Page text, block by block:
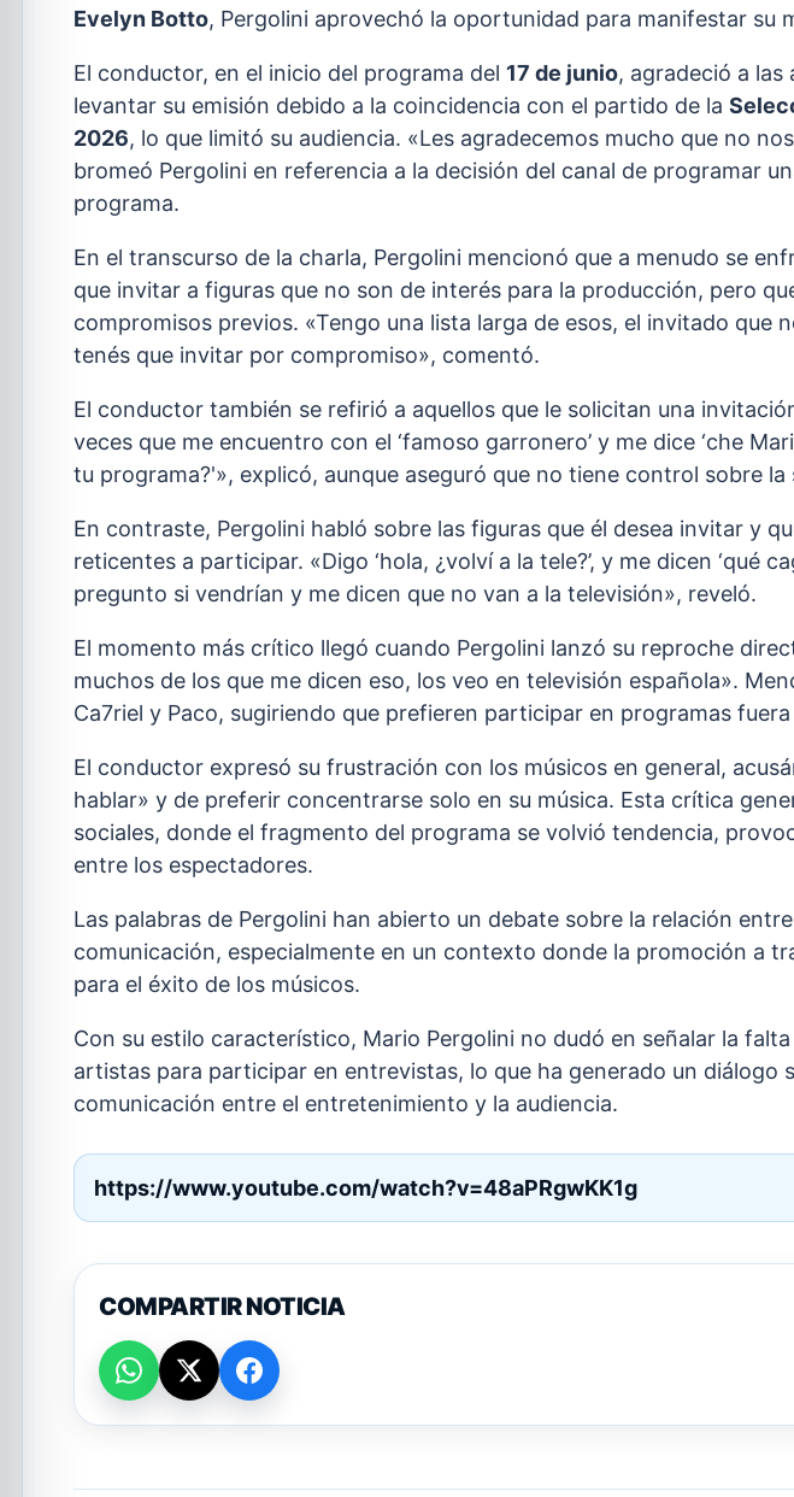
Evelyn Botto, Pergolini aprovechó la oportunidad para manifestar su
El conductor, en el inicio del programa del 17 de junio, agradeció a
levantar su emisión debido a la coincidencia con el partido de la
2026, lo que limitó su audiencia. «Les agradecemos mucho que no
bromeó Pergolini en referencia a la decisión del canal de programar
programa.
En el transcurso de la charla, Pergolini mencionó que a menudo se
que invitar a figuras que no son de interés para la producción, pero
compromisos previos. «Tengo una lista larga de esos, el invitado que
tenés que invitar por compromiso», comentó.
El conductor también se refirió a aquellos que le solicitan una
veces que me encuentro con el ‘famoso garronero’ y me dice ‘che
tu programa?'», explicó, aunque aseguró que no tiene control sobre
En contraste, Pergolini habló sobre las figuras que él desea invitar y
reticentes a participar. «Digo ‘hola, ¿volví a la tele?’, y me dicen ‘qué
pregunto si vendrían y me dicen que no van a la televisión», reveló.
El momento más crítico llegó cuando Pergolini lanzó su reproche
muchos de los que me dicen eso, los veo en televisión española».
Ca7riel y Paco, sugiriendo que prefieren participar en programas fuera
El conductor expresó su frustración con los músicos en general,
hablar» y de preferir concentrarse solo en su música. Esta crítica
sociales, donde el fragmento del programa se volvió tendencia,
entre los espectadores.
Las palabras de Pergolini han abierto un debate sobre la relación
comunicación, especialmente en un contexto donde la promoción a
para el éxito de los músicos.
Con su estilo característico, Mario Pergolini no dudó en señalar la
artistas para participar en entrevistas, lo que ha generado un diálogo
comunicación entre el entretenimiento y la audiencia.
https://www.youtube.com/watch?v=48aPRgwKK1g
COMPARTIR NOTICIA